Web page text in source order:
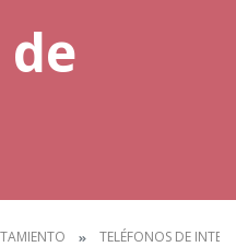
TELÉFONOS DE